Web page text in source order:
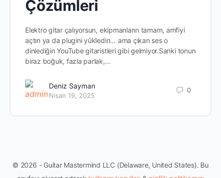
Çözümleri
Elektro gitar çalıyorsun, ekipmanların tamam, amfiyi
açtın ya da plugini yükledin… ama çıkan ses o
dinlediğin YouTube gitaristleri gibi gelmiyor.Sanki tonun
biraz boğuk, fazla parlak,…
Deniz Sayman
Nisan 19, 2025
0
© 2026 - Guitar Mastermind LLC (Delaware, United States). Bu